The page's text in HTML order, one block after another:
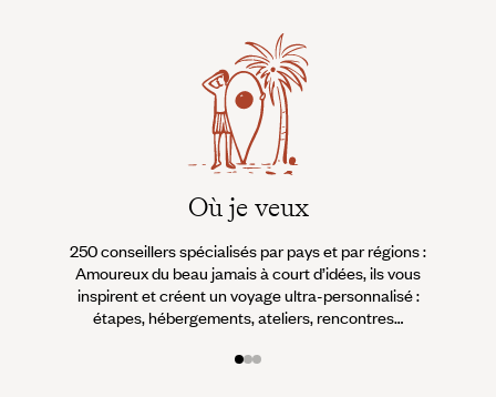
Où je veux
250 conseillers spécialisés par pays et par régions :
Amoureux du beau jamais à court d’idées, ils vous
inspirent et créent un voyage ultra-personnalisé :
étapes, hébergements, ateliers, rencontres…